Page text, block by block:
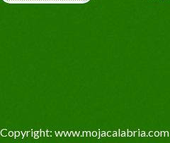
Copyright: www.mojacalabria.com